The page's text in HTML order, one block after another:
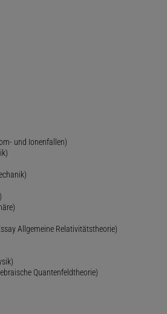
und Ionenfallen)
Allgemeine Relativitätstheorie)
Quantenfeldtheorie)